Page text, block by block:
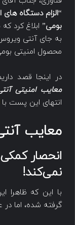
“الزام دستگاه
بومی” ابلاغ کرد
به جای آنتی
محصول امنیتی
در اینجا قصد
معایب امنیتی
انتهای این پست با
معایب
انحصار
نمی‌کند!
با این که ظاهرا
گرفته شده، اما